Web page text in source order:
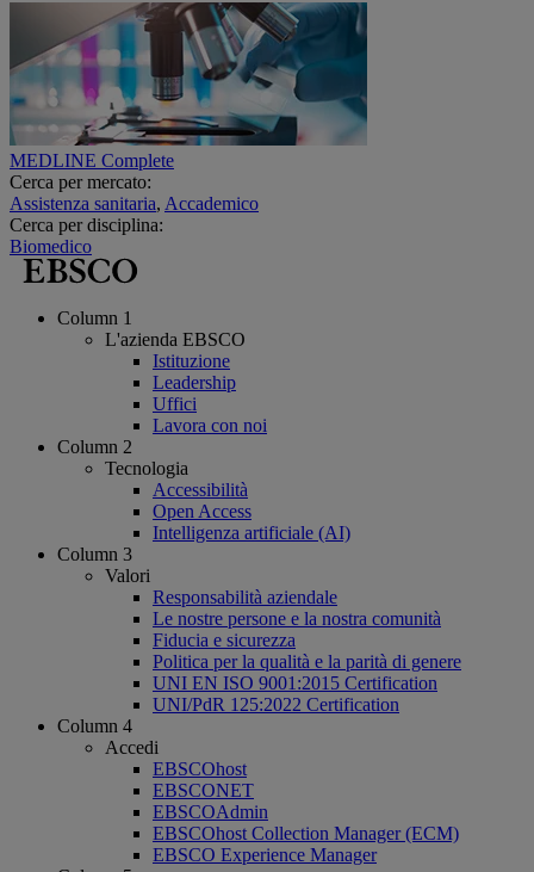
MEDLINE Complete
Cerca per mercato:
Assistenza sanitaria, Accademico
Cerca per disciplina:
Biomedico
Column 1
L'azienda EBSCO
Istituzione
Leadership
Uffici
Lavora con noi
Column 2
Tecnologia
Accessibilità
Open Access
Intelligenza artificiale (AI)
Column 3
Valori
Responsabilità aziendale
Le nostre persone e la nostra comunità
Fiducia e sicurezza
Politica per la qualità e la parità di genere
UNI EN ISO 9001:2015 Certification
UNI/PdR 125:2022 Certification
Column 4
Accedi
EBSCOhost
EBSCONET
EBSCOAdmin
EBSCOhost Collection Manager (ECM)
EBSCO Experience Manager